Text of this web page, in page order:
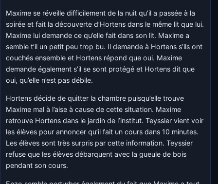
Maxime se réveille difficilement de la nuit qu’il a passée à la
soirée et fait la découverte d’Hortens dans le même lit que lui.
Maxime lui demande ce qu’elle fait dans son lit. Maxime a
semble t’il un petit peu trop bu. Il demande à Hortens s’ils ont
couchés ensemble et Hortens répond que oui. Maxime
demande également s’il se sont protégé et Hortens dit que
oui, qu’elle n’est pas débile.
Hortens décide de quitter la chambre puisqu’elle trouve
Maxime mal à l’aise à cause de cette situation. Maxime
retrouve Hortens dans le jardin de l’institut. Teyssier vient voir
les élèves pour annoncer qu’il fait un cours dans 10 minutes.
Les élèves sont très surpris par cette information. Teyssier
refuse que les élèves débarquent avec la gueule de bois
pendant son cours.